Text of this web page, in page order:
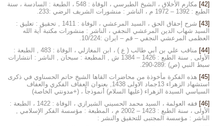
[42]
مكارم الأخلاق ، الشيخ الطبرسي ، الوفاة : 548 ، الطبعة : السادسة ، سنة
الطبع : 1392 – 1972 م ، الناشر : منشورات الشريف الرضي :233.
[43]
شرح إحقاق الحق ، السيد المرعشي ، الوفاة : 1411 , تحقيق : تعليق :
السيد شهاب الدين المرعشي النجفي ، الناشر : منشورات مكتبة آية الله
العظمى المرعشي النجفي – قم – ايران :10/224.
[44]
مناقب علي بن أبي طالب ( ع ) ، ابن المغازلي ، الوفاة : 483 , الطبعة :
الأولى , سنة الطبع : 1426 – 1384 ش , المطبعة : سبحان , الناشر : انتشارات
سبط النبي (ص) :289-290.
[45]
هذه الفكرة مأخوذة من محاضرات القاها الشيخ حاتم الحسناوي في ذكرى
استشهاد الزهراء 13جماد الاولى 1438, بعنوان العفاف الفكري والعفاف
السياسي السيدة الزهراء (عليها السلام) أنموذجاً ، (+مدونتي الخاصة)
[46]
فقه العولمة ، السيد محمد الحسيني الشيرازي ، الوفاة : 1422 ، الطبعة :
الأولى ، سنة الطبع : 1423 – 2002 م ، المطبعة : مؤسسة الفكر الإسلامي ,
الناشر : مؤسسة المجتبى للتحقيق والنشر :